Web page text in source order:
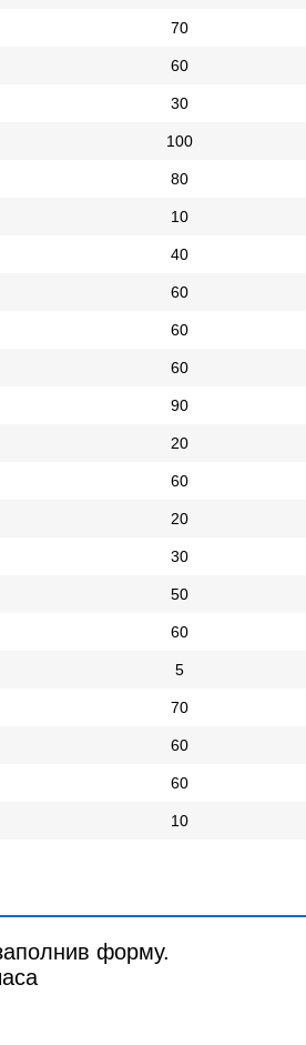
70
60
30
100
80
10
40
60
60
60
90
20
60
20
30
50
60
5
70
60
60
10
форму.